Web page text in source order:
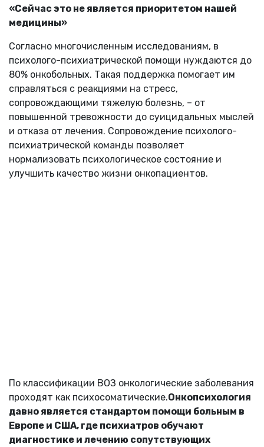
«Сейчас это не является приоритетом нашей
медицины»
Согласно многочисленным исследованиям, в
психолого-психиатрической помощи нуждаются до
80% онкобольных. Такая поддержка помогает им
справляться с реакциями на стресс,
сопровождающими тяжелую болезнь, – от
повышенной тревожности до суицидальных мыслей
и отказа от лечения. Сопровождение психолого-
психиатрической команды позволяет
нормализовать психологическое состояние и
улучшить качество жизни онкопациентов.
По классификации ВОЗ онкологические заболевания
проходят как психосоматические.Онкопсихология
давно является стандартом помощи больным в
Европе и США, где психиатров обучают
диагностике и лечению сопутствующих